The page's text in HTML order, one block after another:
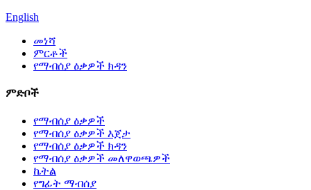
English
መነሻ
ምርቶች
የማብሰያ ዕቃዎች ክዳን
ምድቦች
የማብሰያ ዕቃዎች
የማብሰያ ዕቃዎች እጀታ
የማብሰያ ዕቃዎች ክዳን
የማብሰያ ዕቃዎች መለዋወጫዎች
ኬትል
የግፊት ማብሰያ